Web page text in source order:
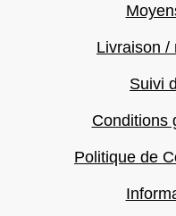
Livraison /
Suivi
Conditions
Politique de